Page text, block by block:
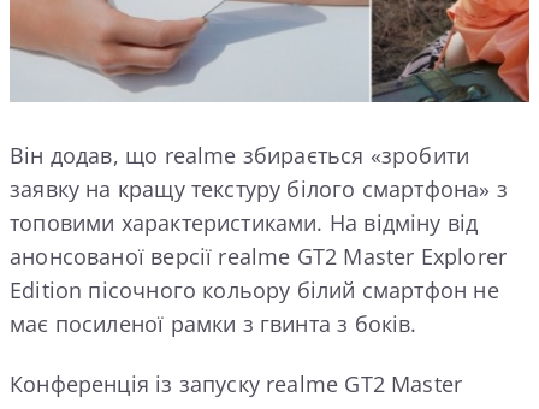
Він додав, що realme збирається «зробити
заявку на кращу текстуру білого смартфона» з
топовими характеристиками. На відміну від
анонсованої версії realme GT2 Master Explorer
Edition пісочного кольору білий смартфон не
має посиленої рамки з гвинта з боків.
Конференція із запуску realme GT2 Master